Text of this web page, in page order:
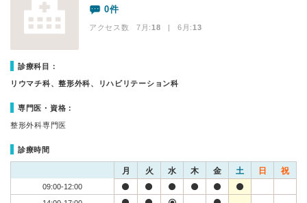
0件
アクセス数 7月:18 | 6月:13
診療科目：
リウマチ科、整形外科、リハビリテーション科
専門医・資格：
整形外科専門医
診療時間
月 火 水 木 金 土 日 祝
09:00-12:00